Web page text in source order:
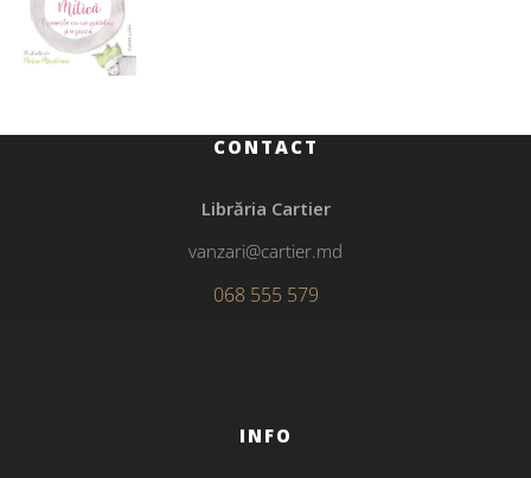
CONTACT
Librăria Cartier
vanzari@cartier.md
068 555 579
INFO